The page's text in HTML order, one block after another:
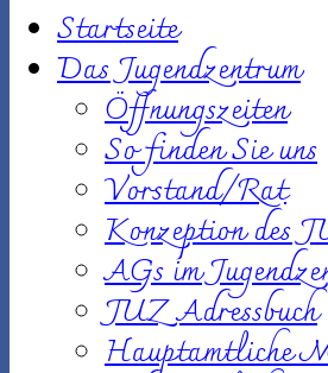
Startseite
Das Jugendzentrum
Öffnungszeiten
So finden Sie uns
Vorstand/Rat
Konzeption des
AGs im
JUZ Adressbuch
Hauptamtliche